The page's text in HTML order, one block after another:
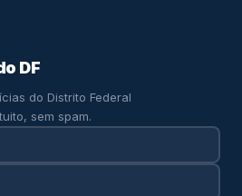
DF
do Distrito Federal
sem spam.